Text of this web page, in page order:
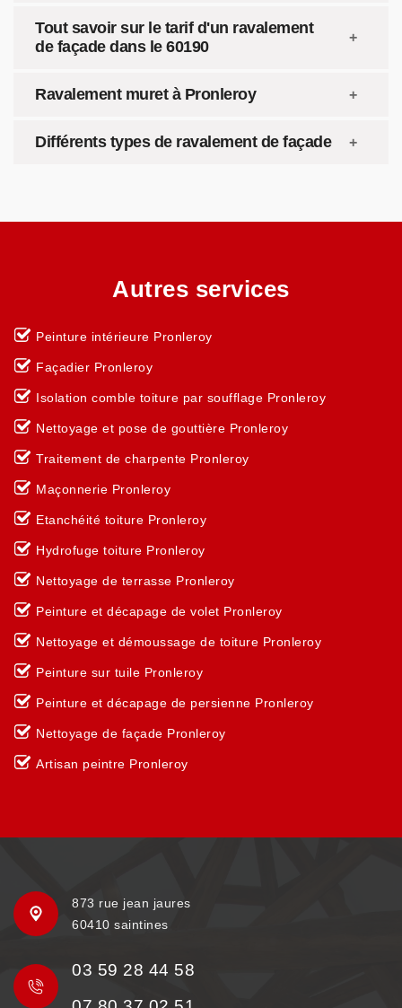
Tout savoir sur le tarif d'un ravalement
de façade dans le 60190
Ravalement muret à Pronleroy
Différents types de ravalement de façade
Autres services
Peinture intérieure Pronleroy
Façadier Pronleroy
Isolation comble toiture par soufflage Pronleroy
Nettoyage et pose de gouttière Pronleroy
Traitement de charpente Pronleroy
Maçonnerie Pronleroy
Etanchéité toiture Pronleroy
Hydrofuge toiture Pronleroy
Nettoyage de terrasse Pronleroy
Peinture et décapage de volet Pronleroy
Nettoyage et démoussage de toiture Pronleroy
Peinture sur tuile Pronleroy
Peinture et décapage de persienne Pronleroy
Nettoyage de façade Pronleroy
Artisan peintre Pronleroy
873 rue jean jaures
60410 saintines
03 59 28 44 58